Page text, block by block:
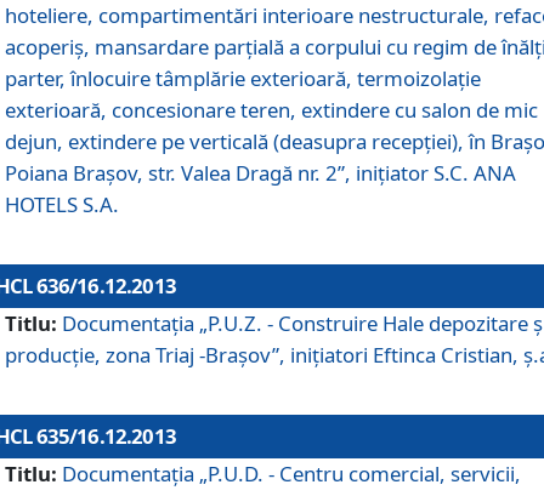
hoteliere, compartimentări interioare nestructurale,
acoperiş, mansardare parţială a corpului cu regim de
parter, înlocuire tâmplărie exterioară, termoizolaţie
exterioară, concesionare teren, extindere cu salon de mic
dejun, extindere pe verticală (deasupra recepţiei), în
Poiana Braşov, str. Valea Dragă nr. 2”, iniţiator S.C. ANA
HOTELS S.A.
636/16.12.2013
Titlu: Documentaţia „P.U.Z. - Construire Hale depozitare
producţie, zona Triaj -Braşov”, iniţiatori Eftinca Cristian,
635/16.12.2013
Titlu: Documentaţia „P.U.D. - Centru comercial, servicii,